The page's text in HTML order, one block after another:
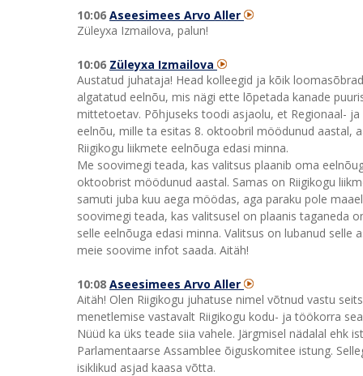
10:06 Aseesimees Arvo Aller
Züleyxa Izmailova, palun!
10:06 Züleyxa Izmailova
Austatud juhataja! Head kolleegid ja kõik
algatatud eelnõu, mis nägi ette lõpetada kanade
mittetoetav. Põhjuseks toodi asjaolu, et Regionaal-
eelnõu, mille ta esitas 8. oktoobril möödunud aastal,
Riigikogu liikmete eelnõuga edasi minna.
Me soovimegi teada, kas valitsus plaanib oma
oktoobrist möödunud aastal. Samas on Riigikogu
samuti juba kuu aega möödas, aga paraku pole
soovimegi teada, kas valitsusel on plaanis taganeda
selle eelnõuga edasi minna. Valitsus on lubanud
meie soovime infot saada. Aitäh!
10:08 Aseesimees Arvo Aller
Aitäh! Olen Riigikogu juhatuse nimel võtnud vastu
menetlemise vastavalt Riigikogu kodu- ja töökorra
Nüüd ka üks teade siia vahele. Järgmisel nädalal ehk
Parlamentaarse Assamblee õiguskomitee istung.
isiklikud asjad kaasa võtta.